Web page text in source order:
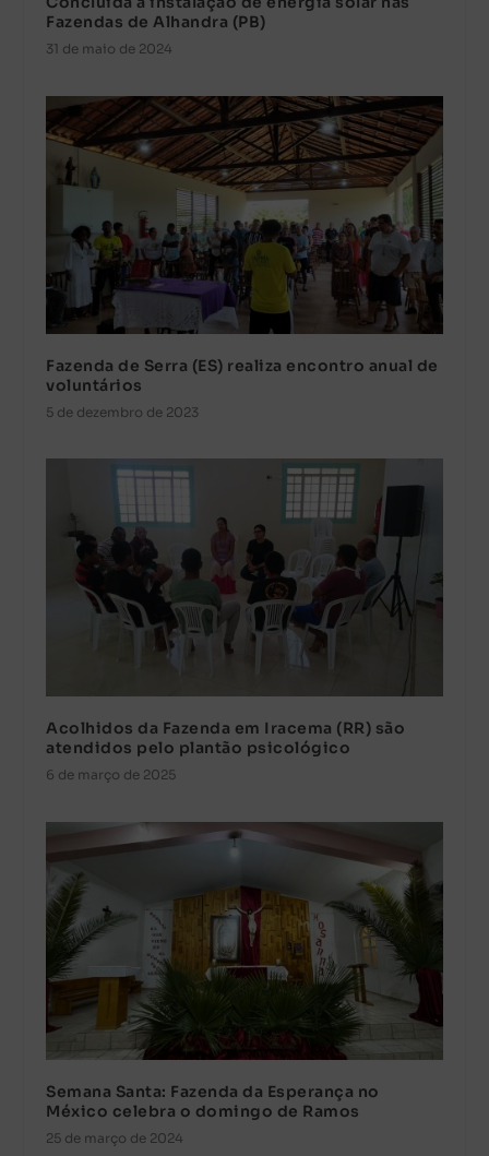
Fazendas de Alhandra (PB)
31 de maio de 2024
Fazenda de Serra (ES) realiza encontro anual de
voluntários
5 de dezembro de 2023
Acolhidos da Fazenda em Iracema (RR) são
atendidos pelo plantão psicológico
6 de março de 2025
Semana Santa: Fazenda da Esperança no
México celebra o domingo de Ramos
25 de março de 2024